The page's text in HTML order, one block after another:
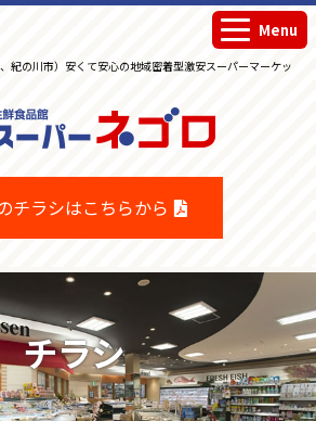
紀の川市）安くて安心の地域密着型激安スーパーマーケッ
チラシはこちらから
Menu
チラシ